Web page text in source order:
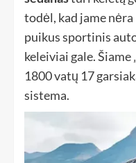
todėl, kad jame
puikus sportinis
keleiviai gale. Šiame
1800 vatų 17
sistema.